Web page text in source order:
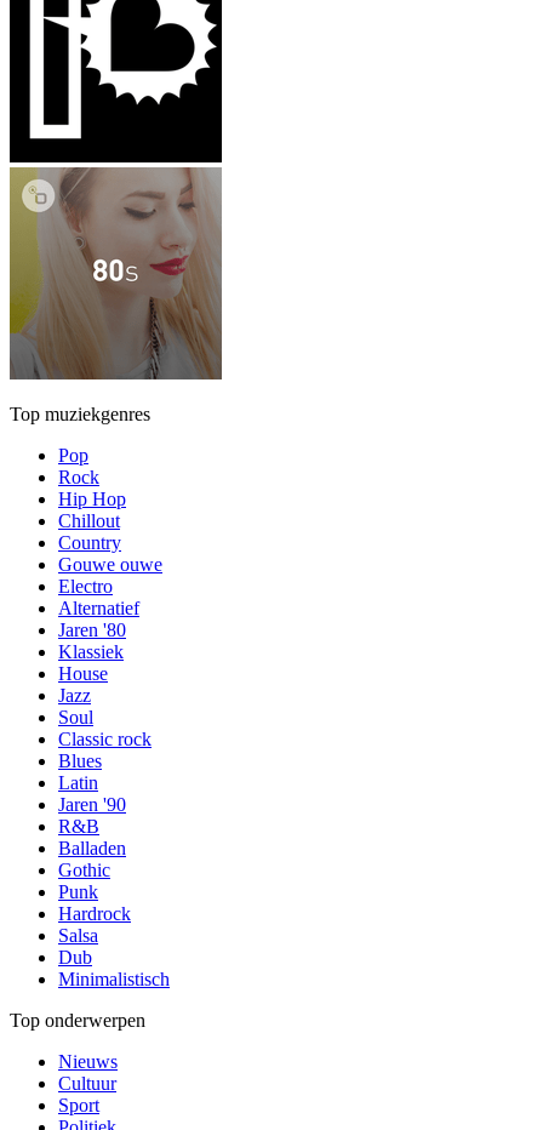
Top muziekgenres
Pop
Rock
Hip Hop
Chillout
Country
Gouwe ouwe
Electro
Alternatief
Jaren '80
Klassiek
House
Jazz
Soul
Classic rock
Blues
Latin
Jaren '90
R&B
Balladen
Gothic
Punk
Hardrock
Salsa
Dub
Minimalistisch
Top onderwerpen
Nieuws
Cultuur
Sport